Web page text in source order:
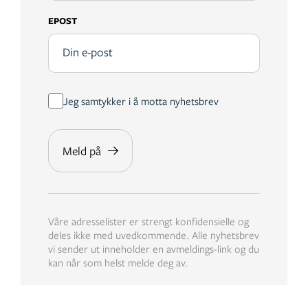
EPOST
Jeg samtykker i å motta nyhetsbrev
Våre adresselister er strengt konfidensielle og
deles ikke med uvedkommende. Alle nyhetsbrev
vi sender ut inneholder en avmeldings-link og du
kan når som helst melde deg av.